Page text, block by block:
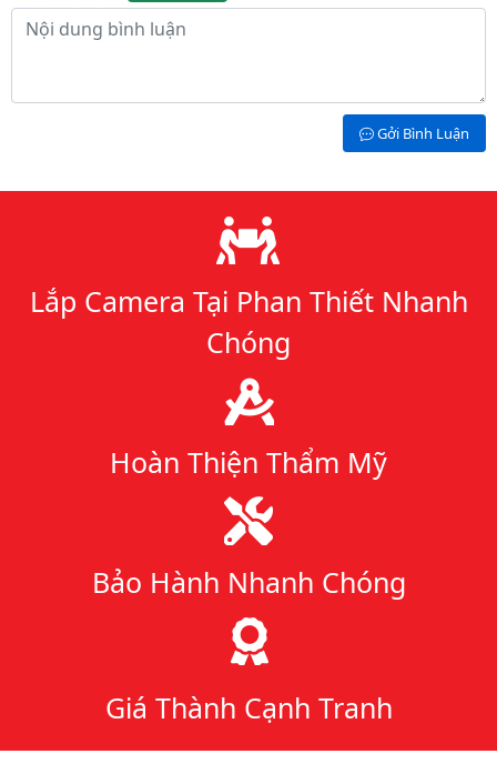
Nội dung bình luận
Gởi Bình Luận
Lý do chọn chúng tôi
Lắp Camera Tại Phan Thiết Nhanh
Chóng
Hoàn Thiện Thẩm Mỹ
Bảo Hành Nhanh Chóng
Giá Thành Cạnh Tranh